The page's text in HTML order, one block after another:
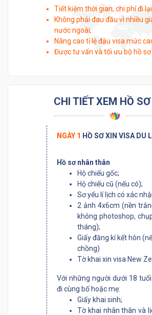
Tiết kiệm thời gian, chi phí đi
Không phải đau đầu vì nhiều
nước ngoài;
Nâng cao tỉ lệ đậu visa mức
Được tư vấn và tối ưu bộ hồ sơ
CHI TIẾT XEM HỒ
NGÀY 1 HỒ SƠ XIN VISA DU
Hồ sơ nhân thân
Hộ chiếu gốc;
Hộ chiếu cũ (nếu có);
Sơ yếu lí lịch có xác
2 ảnh 4x6cm (nền
không photoshop,
tháng);
Giấy đăng kí kết hôn
chồng)
Tờ khai xin visa New
Với những người dưới 18
đi cùng bố hoặc mẹ:
Giấy khai sinh;
Tờ khai nhân thân và